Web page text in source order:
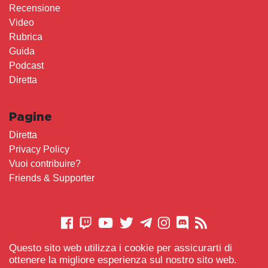
Questo sito web utilizza i cookie per assicurarti di
ottenere la migliore esperienza sul nostro sito web.
Recensione
Video
Rubrica
Guida
Podcast
Diretta
Pagine
Diretta
Privacy Policy
Vuoi contribuire?
Friends & Supporter
CONTATTACI